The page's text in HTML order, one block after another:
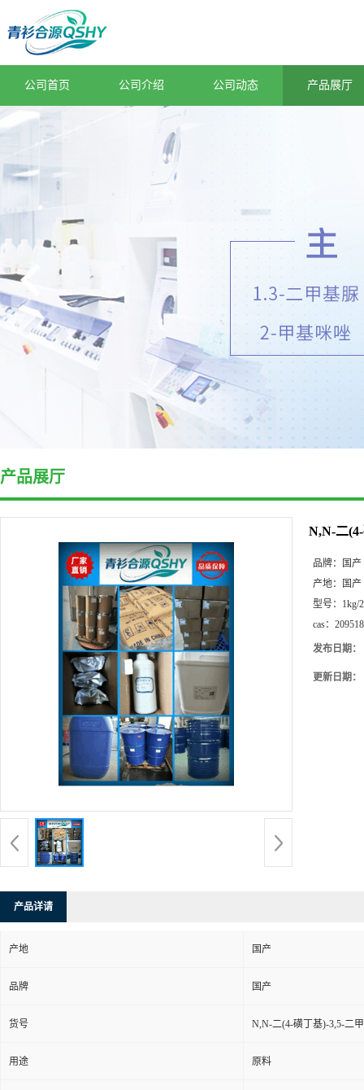
公司首页 公司介绍 公司动态 产品展厅
产品展厅
N,N-二
品牌：
国产
产地：
国产
型号： 1kg/
cas：
发布日期：
更新日期：
产品详请
产地 国产
品牌 国产
货号 N,N-二(4-磺丁基)-3,5-二
用途 原料